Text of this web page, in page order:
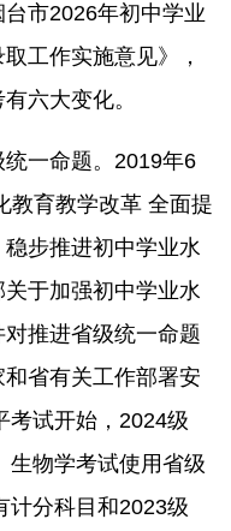
市2026年初中学业
工作实施意见》，
六大变化。
一命题。2019年6
教育教学改革 全面提
步推进初中学业水
于加强初中学业水
推进省级统一命题
省有关工作部署安
考试开始，2024级
生物学考试使用省级
计分科目和2023级